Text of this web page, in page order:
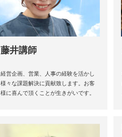
藤井講師
経営企画、営業、人事の経験を活かし
様々な課題解決に貢献致します。お客
様に喜んで頂くことが生きがいです。